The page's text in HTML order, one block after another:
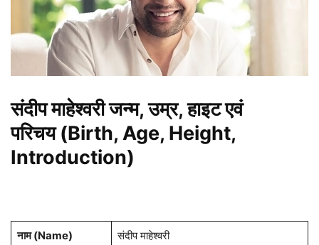
संदीप माहेश्वरी जन्म, उम्र, हाइट एवं
परिचय (Birth, Age, Height,
Introduction)
नाम (Name) संदीप माहेश्वरी